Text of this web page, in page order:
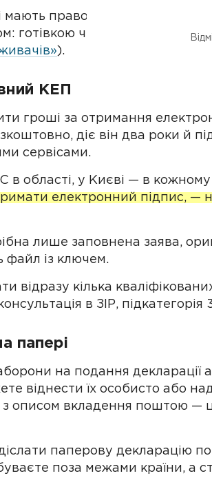
право розплачуватися за
готівкою чи платіжними
).
КЕП
гроші за отримання
діє він два роки й
сервісами.
області, у Києві — в кожному
електронний підпис, —
лише заповнена заява,
файл із ключем.
відразу кілька
в ЗІР, підкатегорія
папері
на подання декларації
віднести їх особисто або
описом вкладення поштою —
паперову декларацію
поза межами країни, а